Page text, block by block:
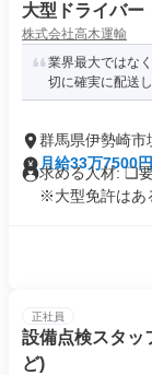
大型ドライバー
株式会社高木運輸
業界最大ではな
切に確実に配送
群馬県伊勢崎市
月給33万7500
求める人材: ❑
※大型免許はあ
正社員
設備点検スタッ
ど)